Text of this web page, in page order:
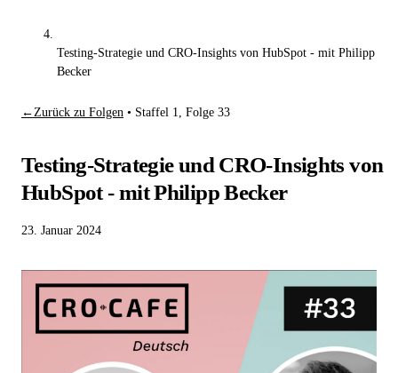
Testing-Strategie und CRO-Insights von HubSpot - mit Philipp
Becker
←Zurück zu Folgen • Staffel 1, Folge 33
Testing-Strategie und CRO-Insights von
HubSpot - mit Philipp Becker
23. Januar 2024